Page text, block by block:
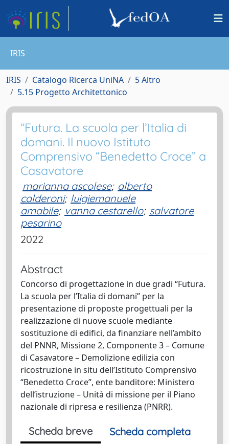
IRIS
IRIS Catalogo Ricerca UniNA
5 Altro
5.15 Progetto Architettonico
“Futura. La scuola per l’Italia di
domani. Il nuovo Istituto
Comprensivo “Benedetto Croce” a
Casavatore
marianna ascolese; alberto
calderoni; luigiemanuele
amabile; vanna cestarello; salvatore
pesarino
2022
Abstract
Concorso di progettazione in due gradi “Futura.
La scuola per l’Italia di domani” per la
presentazione di proposte progettuali per la
realizzazione di nuove scuole mediante
sostituzione di edifici, da finanziare nell’ambito
del PNNR, Missione 2, Componente 3 – Comune
di Casavatore – Demolizione edilizia con
ricostruzione in situ dell’Istituto Comprensivo
“Benedetto Croce”, ente banditore: Ministero
dell’istruzione – Unità di missione per il Piano
nazionale di ripresa e resilienza (PNRR).
Scheda breve
Scheda completa